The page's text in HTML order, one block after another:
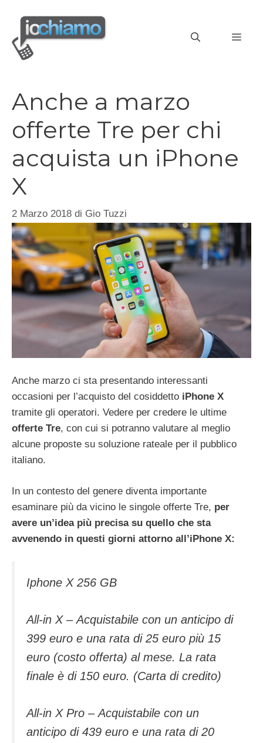
contenuto
Anche a marzo
offerte Tre per chi
acquista un iPhone
X
2 Marzo 2018 di Gio Tuzzi
Anche marzo ci sta presentando interessanti
occasioni per l’acquisto del cosiddetto iPhone X
tramite gli operatori. Vedere per credere le ultime
offerte Tre, con cui si potranno valutare al meglio
alcune proposte su soluzione rateale per il pubblico
italiano.
In un contesto del genere diventa importante
esaminare più da vicino le singole offerte Tre, per
avere un’idea più precisa su quello che sta
avvenendo in questi giorni attorno all’iPhone X:
Iphone X 256 GB
All-in X – Acquistabile con un anticipo di
399 euro e una rata di 25 euro più 15
euro (costo offerta) al mese. La rata
finale è di 150 euro. (Carta di credito)
All-in X Pro – Acquistabile con un
anticipo di 439 euro e una rata di 20